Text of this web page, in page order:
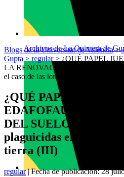
Archivos de La Quimera de
Blogs de la Universitat de València>
Gupta > regular> ¿QUÉ PAPEL
LA RENOVACIÓN DEL SUELO?:
el caso de las lombrices de tierra (III)
¿QUÉ PAPEL JUEGA
EDAFOFAUNA EN
DEL SUELO?: El efecto
plaguicidas en el caso
tierra (III)
regular| Fecha de publicación: 28